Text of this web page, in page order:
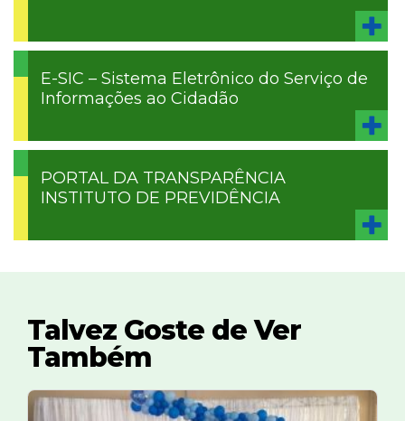
E-SIC – Sistema Eletrônico do Serviço de
Informações ao Cidadão
PORTAL DA TRANSPARÊNCIA
INSTITUTO DE PREVIDÊNCIA
Talvez Goste de Ver
Também